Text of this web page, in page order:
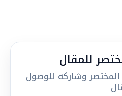
للمقال
المختصر وشاركه للوصول